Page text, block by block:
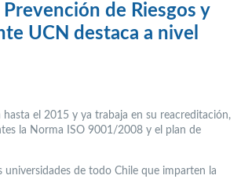
Prevención de Riesgos y
UCN destaca a nivel
hasta el 2015 y ya trabaja en su reacreditación,
la Norma ISO 9001/2008 y el plan de
universidades de todo Chile que imparten la